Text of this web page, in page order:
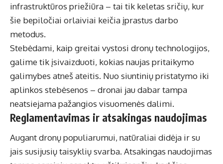
infrastruktūros priežiūra – tai tik keletas sričių, kur
šie bepiločiai orlaiviai keičia įprastus darbo
metodus.
Stebėdami, kaip greitai vystosi dronų technologijos,
galime tik įsivaizduoti, kokias naujas pritaikymo
galimybes atneš ateitis. Nuo siuntinių pristatymo iki
aplinkos stebėsenos – dronai jau dabar tampa
neatsiejama pažangios visuomenės dalimi.
Reglamentavimas ir atsakingas naudojimas
Augant dronų populiarumui, natūraliai didėja ir su
jais susijusių taisyklių svarba. Atsakingas naudojimas